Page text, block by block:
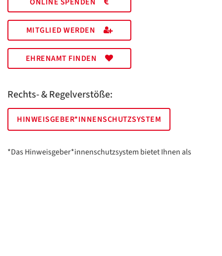
MITGLIED WERDEN
EHRENAMT FINDEN
Rechts- & Regelverstöße:
HINWEISGEBER*INNENSCHUTZSYSTEM
*Das Hinweisgeber*innenschutzsystem bietet Ihnen als